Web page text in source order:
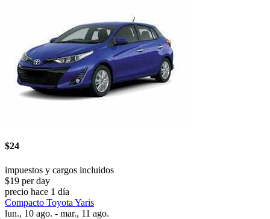
$24
impuestos y cargos incluidos
$19 per day
precio hace 1 día
Compacto Toyota Yaris
lun., 10 ago. - mar., 11 ago.